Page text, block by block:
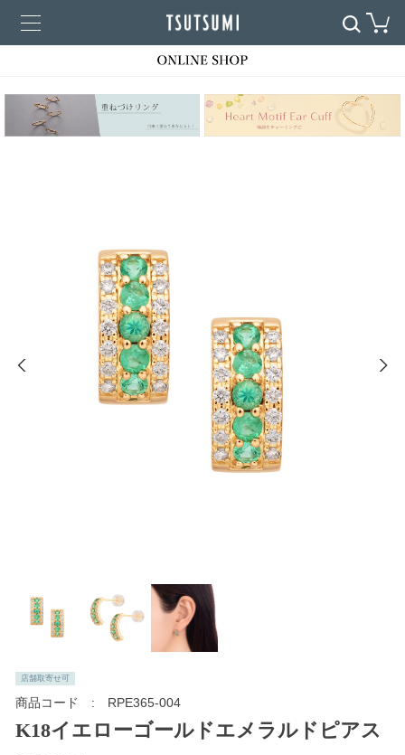
店舗取寄せ可
商品コード RPE365-004
K18イエローゴールドエメラルドピアス